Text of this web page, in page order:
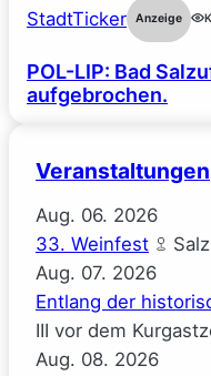
StadtTicker Anzeige
POL-LIP: Bad
aufgebrochen.
Veranstaltungen
Aug. 06. 2026
33. Weinfest
Aug. 07. 2026
Entlang der
III vor dem
Aug. 08. 2026